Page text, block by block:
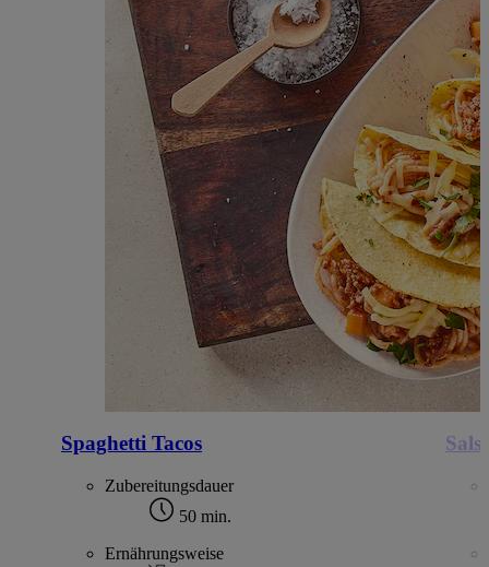
Spaghetti Tacos
Zubereitungsdauer
50 min.
Ernährungsweise